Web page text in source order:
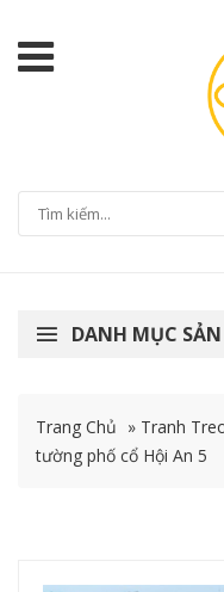
DANH MỤC
Trang Chủ » Tranh
tường phố cổ Hội An 5